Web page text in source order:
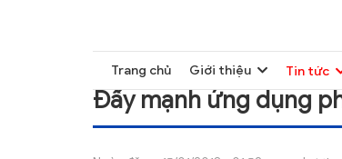
Trang chủ Giới thiệu Tin tức
Đẩy mạnh ứng dụng